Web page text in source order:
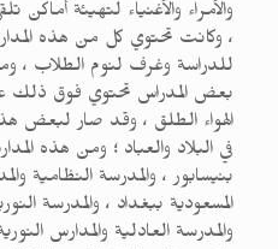
والأمراء والأغنياء لتهيئة أماكن
، وكانت تحتوي كل من هذه
للدراسة وغرف لنوم الطلاب ،
بعض المدراس تحتوي فوق ذلك
الهواء الطلق ، وقد صار لبعض
في البلاد والعباد ؛ ومن هذه
بنيسابور ، والمدرسة النظامية
المسعودية ببغداد ، والمدرسة
والمدرسة العادلية والمدارس